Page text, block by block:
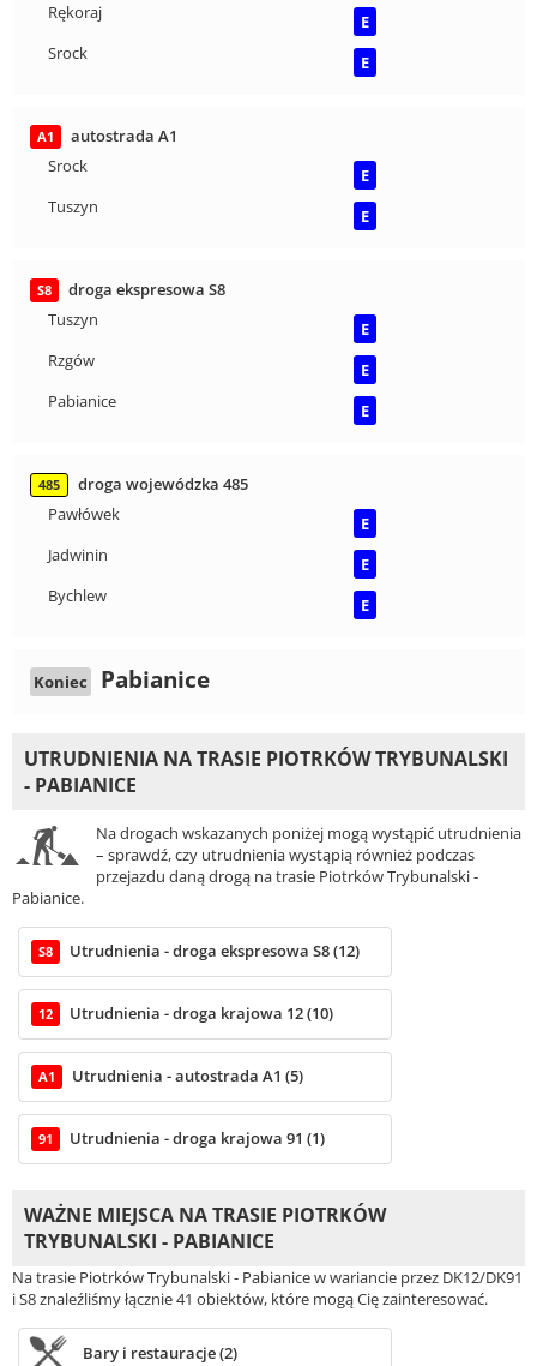
Rękoraj
E
Srock
E
A1
autostrada A1
Srock
E
Tuszyn
E
S8
droga ekspresowa S8
Tuszyn
E
Rzgów
E
Pabianice
E
485
droga wojewódzka 485
Pawłówek
E
Jadwinin
E
Bychlew
E
Koniec Pabianice
UTRUDNIENIA NA TRASIE PIOTRKÓW TRYBUNALSKI
- PABIANICE
Na drogach wskazanych poniżej mogą wystąpić utrudnienia
– sprawdź, czy utrudnienia wystąpią również podczas
przejazdu daną drogą na trasie Piotrków Trybunalski -
Pabianice.
S8 Utrudnienia - droga ekspresowa S8 (12)
12 Utrudnienia - droga krajowa 12 (10)
A1 Utrudnienia - autostrada A1 (5)
91 Utrudnienia - droga krajowa 91 (1)
WAŻNE MIEJSCA NA TRASIE PIOTRKÓW
TRYBUNALSKI - PABIANICE
Na trasie Piotrków Trybunalski - Pabianice w wariancie przez DK12/DK91
i S8 znaleźliśmy łącznie 41 obiektów, które mogą Cię zainteresować.
Bary i restauracje (2)